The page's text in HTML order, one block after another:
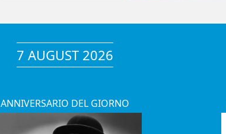
7 AUGUST 2026
ANNIVERSARIO DEL GIORNO